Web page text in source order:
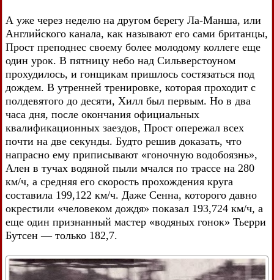
А уже через неделю на другом берегу Ла-Манша, или
Английского канала, как называют его сами британцы,
Прост преподнес своему более молодому коллеге еще
один урок. В пятницу небо над Сильверстоуном
прохудилось, и гонщикам пришлось состязаться под
дождем. В утренней тренировке, которая проходит с
полдевятого до десяти, Хилл был первым. Но в два
часа дня, после окончания официальных
квалификационных заездов, Прост опережал всех
почти на две секунды. Будто решив доказать, что
напрасно ему приписывают «гоночную водобоязнь»,
Ален в тучах водяной пыли мчался по трассе на 280
км/ч, а средняя его скорость прохождения круга
составила 199,122 км/ч. Даже Сенна, которого давно
окрестили «человеком дождя» показал 193,724 км/ч, а
еще один признанный мастер «водяных гонок» Тьерри
Бутсен — только 182,7.